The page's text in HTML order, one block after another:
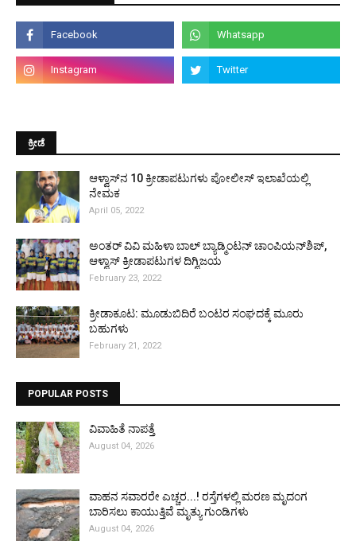
ಕ್ರೀಡೆ
ಆಳ್ವಾಸ್‌ನ 10 ಕ್ರೀಡಾಪಟುಗಳು ಪೋಲೀಸ್ ಇಲಾಖೆಯಲ್ಲಿ
ನೇಮಕ
April 05, 2022
ಅಂತರ್ ವಿವಿ ಮಹಿಳಾ ಬಾಲ್ ಬ್ಯಾಡ್ಮಿಂಟನ್ ಚಾಂಪಿಯನ್‌ಶಿಪ್,
ಆಳ್ವಾಸ್ ಕ್ರೀಡಾಪಟುಗಳ ದಿಗ್ವಿಜಯ
February 23, 2022
ಕ್ರೀಡಾಕೂಟ: ಮೂಡುಬಿದಿರೆ ಬಂಟರ ಸಂಘದಕ್ಕೆ ಮೂರು
ಬಹುಗಳು
February 21, 2022
POPULAR POSTS
ವಿವಾಹಿತೆ ನಾಪತ್ತೆ
August 04, 2026
ವಾಹನ ಸವಾರರೇ ಎಚ್ಚರ...! ರಸ್ತೆಗಳಲ್ಲಿ ಮರಣ ಮೃದಂಗ
ಬಾರಿಸಲು ಕಾಯುತ್ತಿವೆ ಮೃತ್ಯು ಗುಂಡಿಗಳು
August 04, 2026